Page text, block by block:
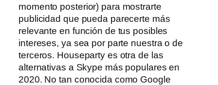
momento posterior) para mostrarte
publicidad que pueda parecerte más
relevante en función de tus posibles
intereses, ya sea por parte nuestra o de
terceros. Houseparty es otra de las
alternativas a Skype más populares en
2020. No tan conocida como Google